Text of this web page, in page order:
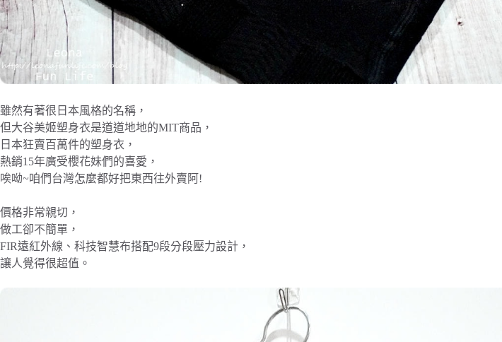
雖然有著很日本風格的名稱，
但大谷美姬塑身衣是道道地地的MIT商品，
日本狂賣百萬件的塑身衣，
熱銷15年廣受櫻花妹們的喜愛，
唉呦~咱們台灣怎麼都好把東西往外賣阿!
價格非常親切，
做工卻不簡單，
FIR遠紅外線、科技智慧布搭配9段分段壓力設計，
讓人覺得很超值。